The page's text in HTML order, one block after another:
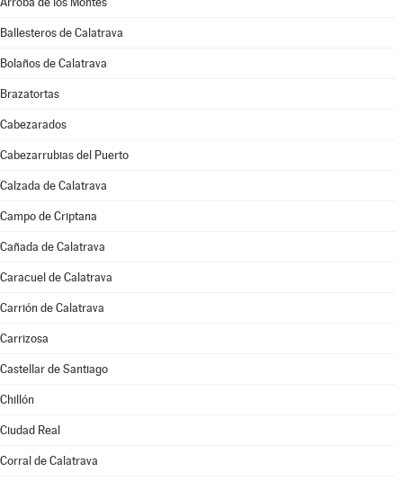
Ballesteros de Calatrava
Bolaños de Calatrava
Brazatortas
Cabezarados
Cabezarrubias del Puerto
Calzada de Calatrava
Campo de Criptana
Cañada de Calatrava
Caracuel de Calatrava
Carrión de Calatrava
Carrizosa
Castellar de Santiago
Chillón
Ciudad Real
Corral de Calatrava